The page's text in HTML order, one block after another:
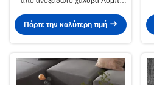
Πάρτε την καλύτερη τιμή